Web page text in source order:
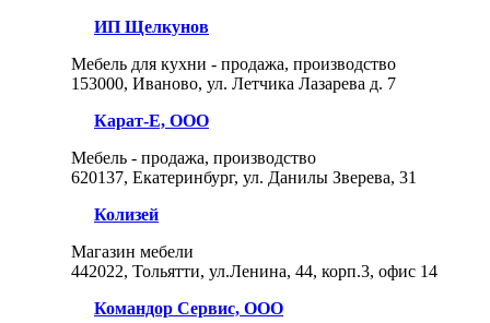
ИП Щелкунов
Мебель для кухни - продажа, производство
153000, Иваново, ул. Летчика Лазарева д. 7
Карат-Е, ООО
Мебель - продажа, производство
620137, Екатеринбург, ул. Данилы Зверева, 31
Колизей
Магазин мебели
442022, Тольятти, ул.Ленина, 44, корп.3, офис 14
Командор Сервис, ООО